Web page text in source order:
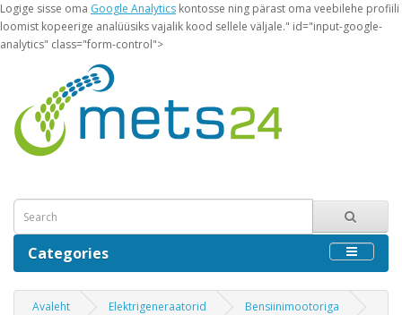
Logige sisse oma Google Analytics kontosse ning pärast oma veebilehe profiili
loomist kopeerige analüüsiks vajalik kood sellele väljale." id="input-google-
analytics" class="form-control">
Categories
Avaleht Elektrigeneraatorid Bensiinimootoriga